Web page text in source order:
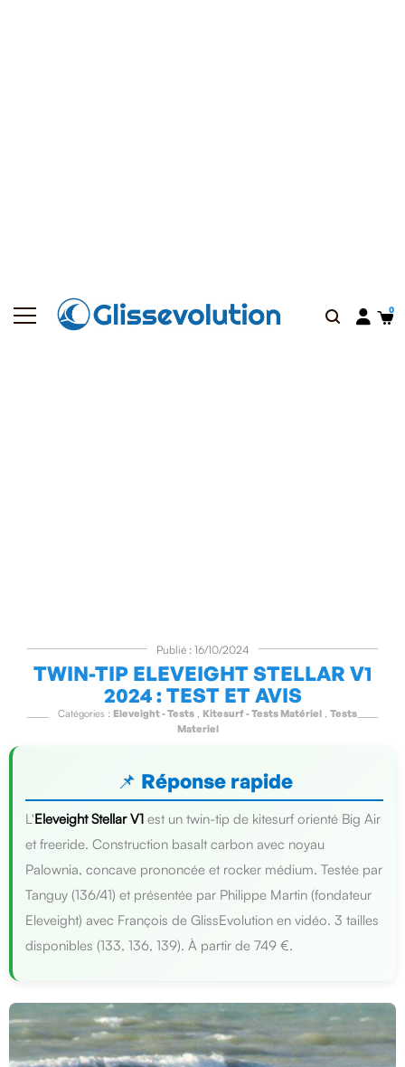
Publié : 16/10/2024
TWIN-TIP ELEVEIGHT STELLAR V1
2024 : TEST ET AVIS
Catégories : Eleveight - Tests, Kitesurf - Tests Matériel, Tests
Materiel
📌 Réponse rapide
L'Eleveight Stellar V1 est un twin-tip de kitesurf orienté Big Air
et freeride. Construction basalt carbon avec noyau
Palownia, concave prononcée et rocker médium. Testée par
Tanguy (136/41) et présentée par Philippe Martin (fondateur
Eleveight) avec François de GlissEvolution en vidéo. 3 tailles
disponibles (133, 136, 139). À partir de 749 €.